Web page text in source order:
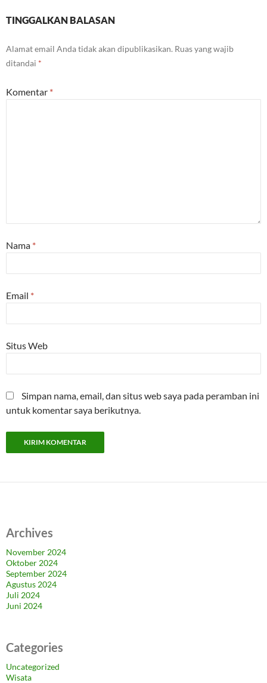
TINGGALKAN BALASAN
Alamat email Anda tidak akan dipublikasikan. Ruas yang wajib
ditandai *
Komentar *
Nama *
Email *
Situs Web
Simpan nama, email, dan situs web saya pada peramban ini
untuk komentar saya berikutnya.
Archives
November 2024
Oktober 2024
September 2024
Agustus 2024
Juli 2024
Juni 2024
Categories
Uncategorized
Wisata